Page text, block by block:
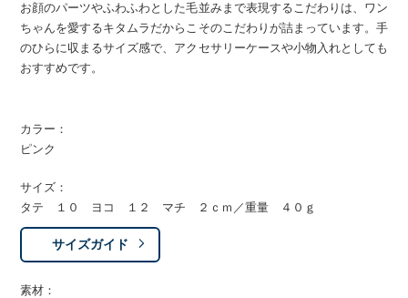
お顔のパーツやふわふわとした毛並みまで表現するこだわりは、ワン
ちゃんを愛するキタムラだからこそのこだわりが詰まっています。手
のひらに収まるサイズ感で、アクセサリーケースや小物入れとしても
おすすめです。
カラー：
ピンク
サイズ：
タテ １０ ヨコ １２ マチ ２ｃｍ／重量 ４０ｇ
サイズガイド
素材：